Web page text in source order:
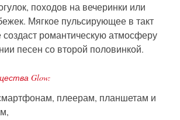
походов на вечеринки или
Мягкое пульсирующее в такт
создаст романтическую атмосферу
песен со второй половинкой.
Glow:
плеерам, планшетам и